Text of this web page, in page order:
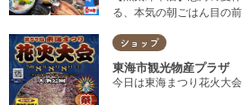
る、本気の朝ごはん目の
ショップ
東海市観光物産プラザ
今日は東海まつり花火大会